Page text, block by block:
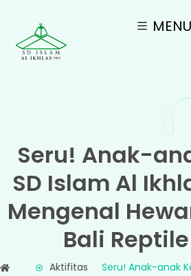
MENU
Seru! Anak-
SD Islam Al
Mengenal
Bali
Aktifitas
Seru! Anak-anak